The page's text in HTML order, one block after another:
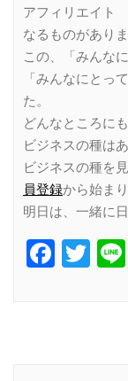
アフィリエイト
なるものがあり
この、「みんな
「みんなにとっ
た。
どんなところにも
ビジネスの種は
ビジネスの種を
員登録から始まり
明日は、一緒に